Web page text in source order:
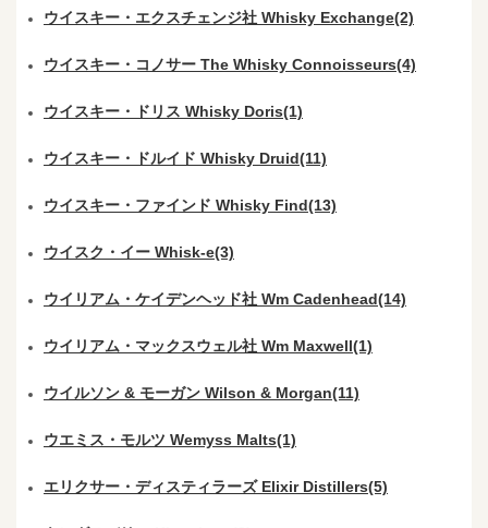
ウイスキー・エクスチェンジ社 Whisky Exchange(2)
ウイスキー・コノサー The Whisky Connoisseurs(4)
ウイスキー・ドリス Whisky Doris(1)
ウイスキー・ドルイド Whisky Druid(11)
ウイスキー・ファインド Whisky Find(13)
ウイスク・イー Whisk-e(3)
ウイリアム・ケイデンヘッド社 Wm Cadenhead(14)
ウイリアム・マックスウェル社 Wm Maxwell(1)
ウイルソン & モーガン Wilson & Morgan(11)
ウエミス・モルツ Wemyss Malts(1)
エリクサー・ディスティラーズ Elixir Distillers(5)